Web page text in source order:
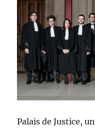
Palais de Justice,